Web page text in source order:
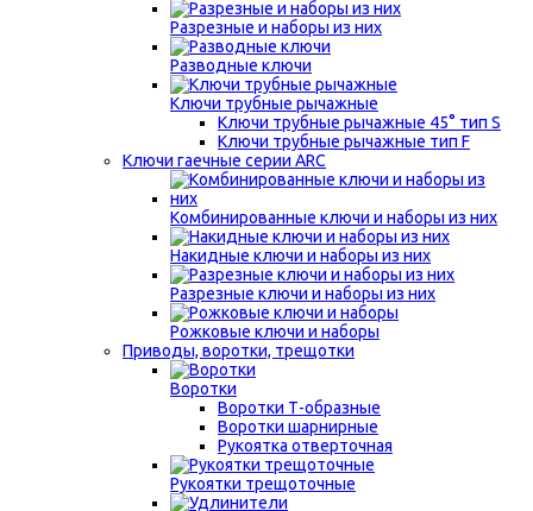
Разрезные и наборы из них
Разводные ключи
Ключи трубные рычажные
Ключи трубные рычажные 45° тип S
Ключи трубные рычажные тип F
Ключи гаечные серии ARC
Комбинированные ключи и наборы из них
Накидные ключи и наборы из них
Разрезные ключи и наборы из них
Рожковые ключи и наборы
Приводы, воротки, трещотки
Воротки
Воротки Т-образные
Воротки шарнирные
Рукоятка отверточная
Рукоятки трещоточные